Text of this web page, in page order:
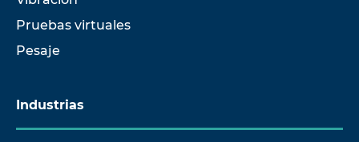
Pruebas virtuales
Pesaje
Industrias